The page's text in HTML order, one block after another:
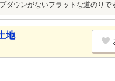
ダウンがないフラットな道のりで
地